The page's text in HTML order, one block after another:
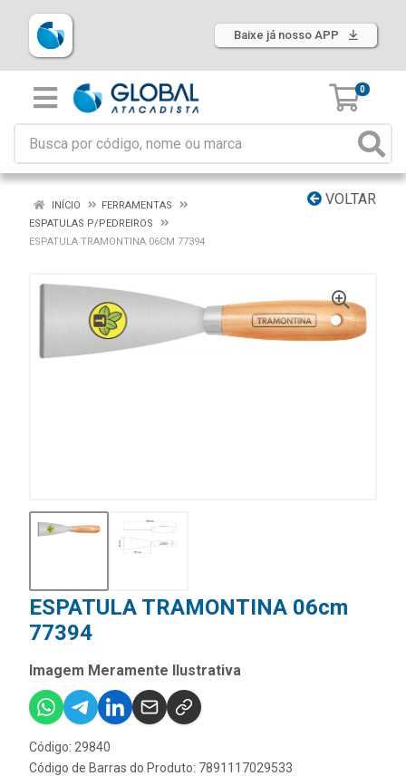
Baixe já nosso APP
0
VOLTAR
INÍCIO
FERRAMENTAS
ESPATULAS P/PEDREIROS
ESPATULA TRAMONTINA 06CM 77394
ESPATULA TRAMONTINA 06cm
77394
Imagem Meramente Ilustrativa
Código: 29840
Código de Barras do Produto: 7891117029533